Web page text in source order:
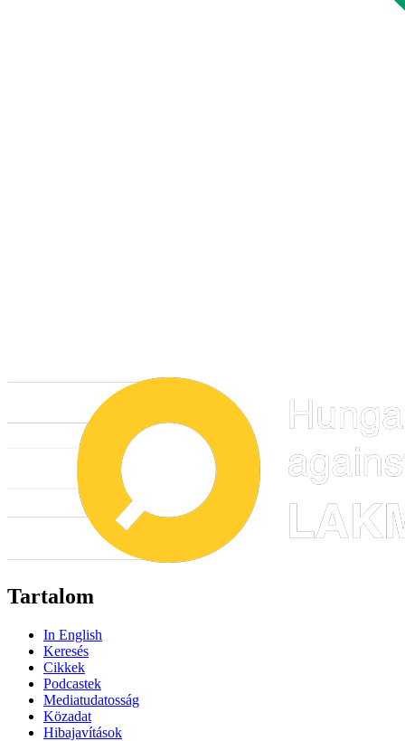
Tartalom
In English
Keresés
Cikkek
Podcastek
Mediatudatosság
Közadat
Hibajavítások